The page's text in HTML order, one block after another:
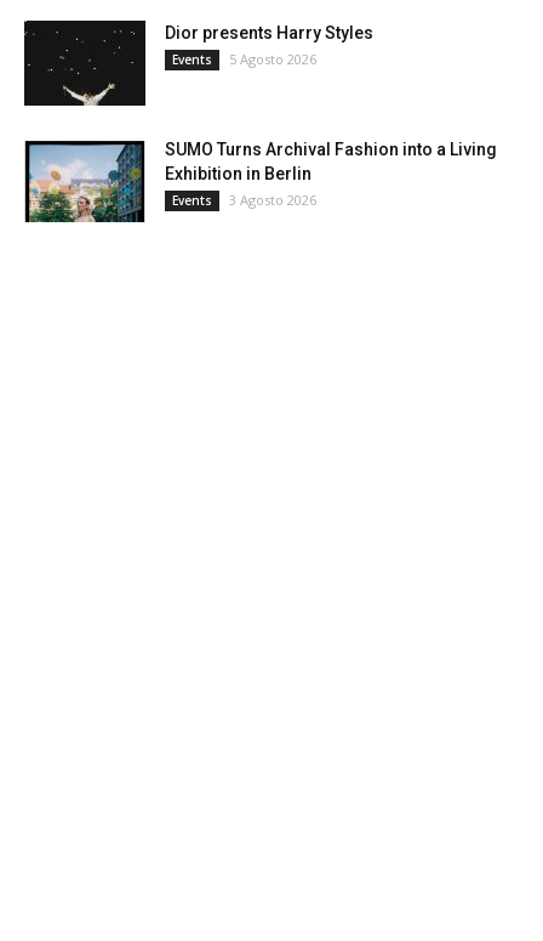
Dior presents Harry Styles
Events 5 Agosto 2026
SUMO Turns Archival Fashion into a Living
Exhibition in Berlin
Events 3 Agosto 2026